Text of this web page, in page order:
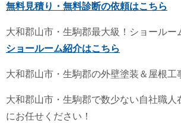
無料見積り・無料診断の依頼はこちら
大和郡山市・生駒郡最大級！ショールー
ショールーム紹介はこちら
大和郡山市・生駒郡の外壁塗装＆屋根工
大和郡山市・生駒郡で数少ない自社職人
にお任せください！